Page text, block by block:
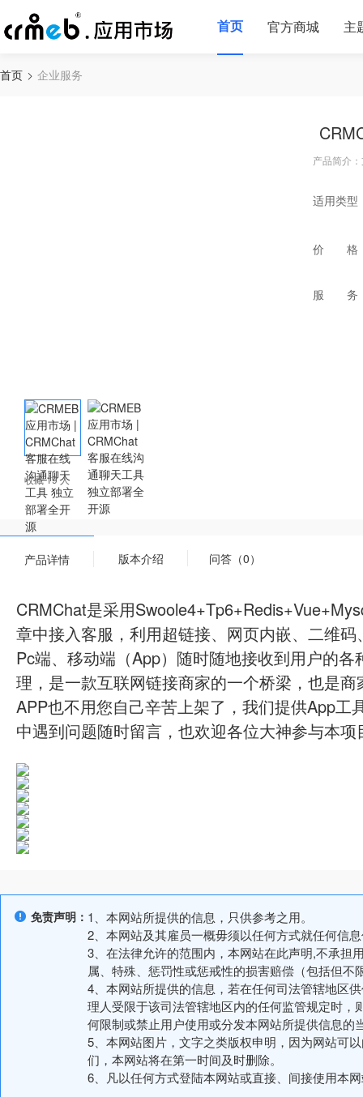
首页 官方商城 主
首页 企业服务
收藏 19 人
产品简介
适用类型
价 格
服 务
产品详情 版本介绍 问答（0）
CRMChat是采用
章中接入客服，利用超链接、网页内嵌、二维
Pc端、移动端（App）随时随地接收到用户的
理，是一款互联网链接商家的一个桥梁，也是
APP也不用您自己辛苦上架了，我们提供App
中遇到问题随时留言，也欢迎各位大神参与本
免责声明： 1、本网站所提供的信息，只供参考之用。
2、本网站及其雇员一概毋须以任何方式就任何信
3、在法律允许的范围内，本网站在此声明,不承担
属、特殊、惩罚性或惩戒性的损害赔偿（包括但
4、本网站所提供的信息，若在任何司法管辖地区
理人受限于该司法管辖地区内的任何监管规定时
何限制或禁止用户使用或分发本网站所提供信息的
5、本网站图片，文字之类版权申明，因为网站可
们，本网站将在第一时间及时删除。
6、凡以任何方式登陆本网站或直接、间接使用本